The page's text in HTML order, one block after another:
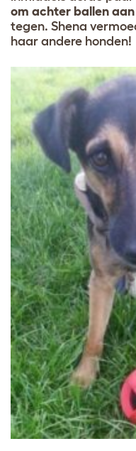
om achter ballen
tegen. Shena
haar andere honden!